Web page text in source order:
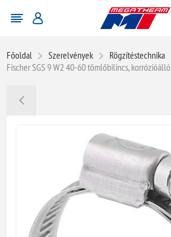
Főoldal Szerelvények Rögzítéstechnika
Fischer SGS 9 W2 40-60 tömlőbilincs, korrózióálló